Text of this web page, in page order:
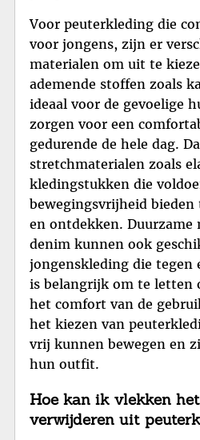
Voor peuterkleding die
voor jongens, zijn er
materialen om uit te
ademende stoffen zoals
ideaal voor de gevoelige
zorgen voor een
gedurende de hele dag.
stretchmaterialen zoals
kledingstukken die
bewegingsvrijheid
en ontdekken. Duurzame
denim kunnen ook
jongenskleding die tegen
is belangrijk om te letten
het comfort van de
het kiezen van
vrij kunnen bewegen en
hun outfit.
Hoe kan ik vlekken
verwijderen uit